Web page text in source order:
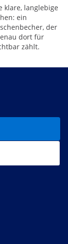
klare, langlebige
ein
der
dort für
zählt.